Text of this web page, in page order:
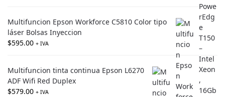
Multifuncion Epson Workforce C5810 Color tipo
láser Bolsas Inyeccion
$595.00 + IVA
Multifuncion tinta continua Epson L6270
ADF Wifi Red Duplex
$579.00 + IVA